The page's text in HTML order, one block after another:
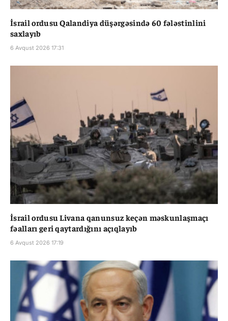
İsrail ordusu Qalandiya düşərgəsində 60 fələstinlini
saxlayıb
6 Avqust 2026 17:31
İsrail ordusu Livana qanunsuz keçən məskunlaşmaçı
fəalları geri qaytardığını açıqlayıb
6 Avqust 2026 17:19